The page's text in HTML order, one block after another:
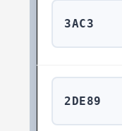
3AC3
2DE89